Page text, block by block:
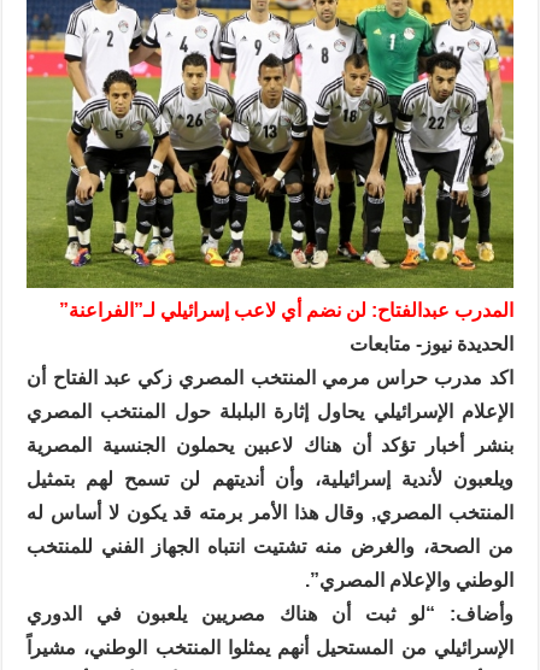
المدرب عبدالفتاح: لن نضم أي لاعب إسرائيلي لـ”الفراعنة”
الحديدة نيوز- متابعات
اكد مدرب حراس مرمي المنتخب المصري زكي عبد الفتاح أن
الإعلام الإسرائيلي يحاول إثارة البلبلة حول المنتخب المصري
بنشر أخبار تؤكد أن هناك لاعبين يحملون الجنسية المصرية
ويلعبون لأندية إسرائيلية، وأن أنديتهم لن تسمح لهم بتمثيل
المنتخب المصري, وقال هذا الأمر برمته قد يكون لا أساس له
من الصحة، والغرض منه تشتيت انتباه الجهاز الفني للمنتخب
الوطني والإعلام المصري”.
وأضاف: “لو ثبت أن هناك مصريين يلعبون في الدوري
الإسرائيلي من المستحيل أنهم يمثلوا المنتخب الوطني، مشيراً